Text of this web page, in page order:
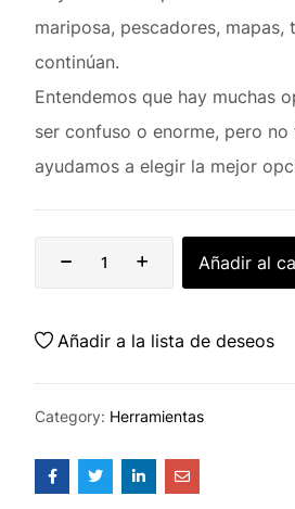
mariposa, pescadores,
continúan.
Entendemos que hay muchas
ser confuso o enorme, pero
ayudamos a elegir la mejor
Añadir al
Añadir a la lista de deseos
Category: Herramientas